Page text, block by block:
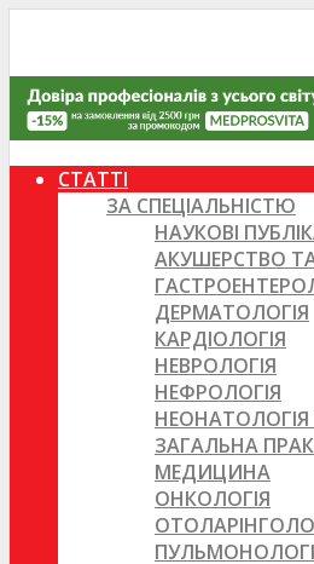
СТАТТІ
ЗА СПЕЦІАЛЬНІСТЮ
НАУКОВІ
АКУШЕРСТВО
ДЕРМАТОЛОГІЯ
КАРДІОЛОГІЯ
НЕВРОЛОГІЯ
НЕФРОЛОГІЯ
НЕОНАТОЛОГІЯ
ЗАГАЛЬНА
МЕДИЦИНА
ОНКОЛОГІЯ